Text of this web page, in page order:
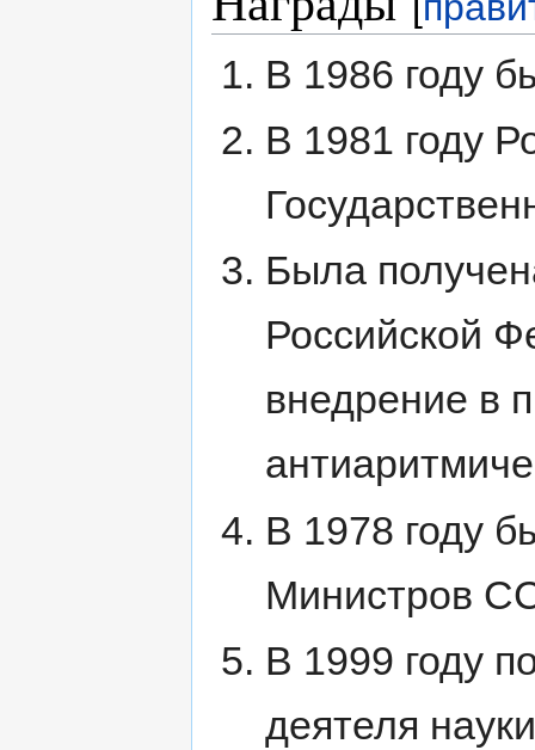
В 1986 году
В 1981 году
Была
Российской
внедрение в
В 1978 году
Министров
В 1999 году
деятеля